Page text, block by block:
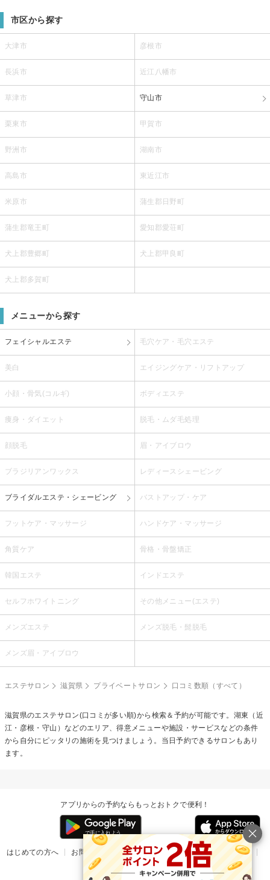
市区から探す
大津市 彦根市
長浜市 近江八幡市
草津市 守山市
栗東市 甲賀市
野洲市 湖南市
高島市 東近江市
米原市 蒲生郡日野町
蒲生郡竜王町 愛知郡愛荘町
犬上郡豊郷町 犬上郡甲良町
犬上郡多賀町
メニューから探す
フェイシャルエステ 毛穴ケア・毛穴エステ
美白 エイジングケア・リフトアップ
小顔・骨気(コルギ) ボディエステ
痩身・ダイエット 脱毛・ムダ毛処理
顔脱毛 眉・アイブロウ
ブラジリアンワックス レディースシェービング
ブライダルエステ・シェービング バストアップ・ケア
フットケア・マッサージ ハンドケア・マッサージ
角質ケア 骨格・骨盤矯正
韓国エステ インドエステ
セルフホワイトニング その他メニュー(エステ)
メンズエステ メンズ脱毛・髭脱毛
メンズ眉・アイブロウ
エステサロン 滋賀県 プライベートサロン 口コミ数順（すべて）
滋賀県のエステサロン(口コミが多い順)から検索＆予約が可能です。湖東（近
江・彦根・守山）などのエリア、得意メニューや施設・サービスなどの条件
から自分にピッタリの施術を見つけましょう。当日予約できるサロンもあり
ます。
アプリからの予約ならもっとおトクで便利！
はじめての方へ お問い合わせ ヘルプ リリース情報
利用規約
掲載ご希望のサロン様